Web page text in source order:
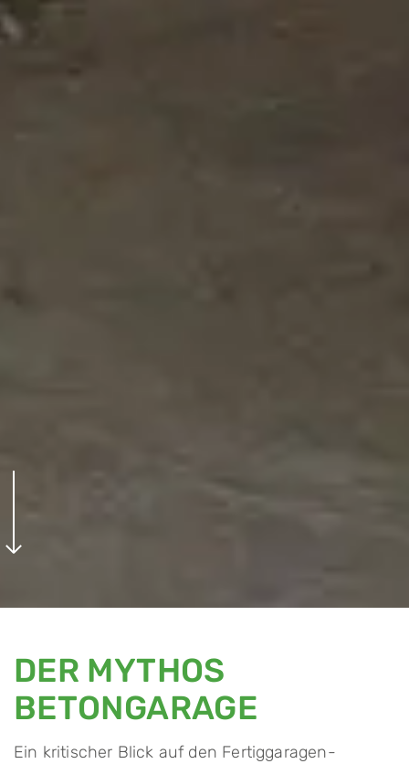
DER MYTHOS
BETONGARAGE
Ein kritischer Blick auf den Fertiggaragen-